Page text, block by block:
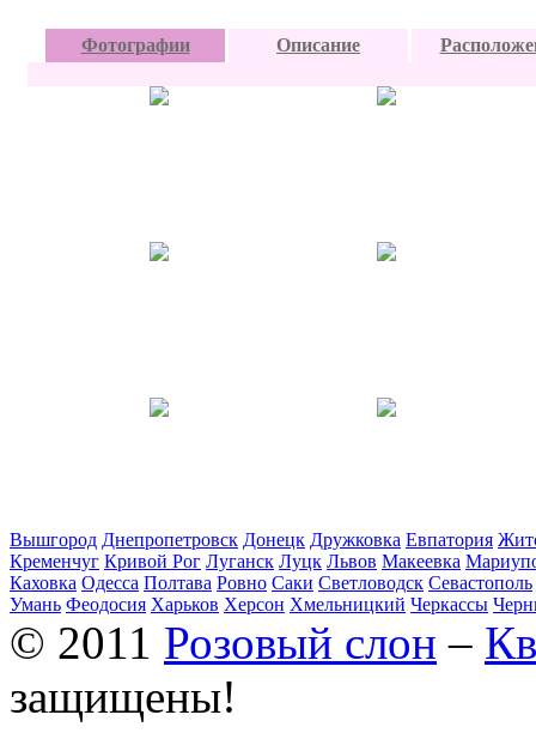
Фотографии Описание
Вышгород Днепропетровск Донецк Дружковка Евпатория
Кременчуг Кривой Рог Луганск Луцк Львов Макеевка
Каховка Одесса Полтава Ровно Саки Светловодск Севастополь
Умань Феодосия Харьков Херсон Хмельницкий Черкассы
© 2011 Розовый слон –
защищены!